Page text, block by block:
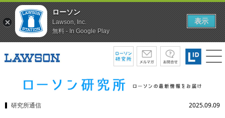
研究所通信 2025.09.09
ローソン
Lawson, Inc.
無料 - In Google Play
表示